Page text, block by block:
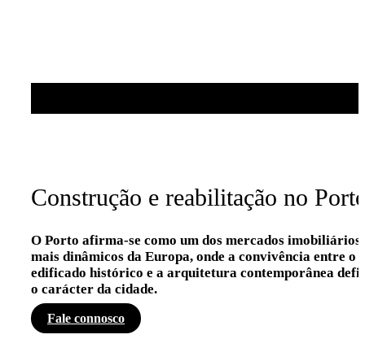
Construção e reabilitação no
O Porto afirma-se como um dos mercados imobiliários
mais dinâmicos da Europa, onde a convivência entre o
edificado histórico e a arquitetura contemporânea
o carácter da cidade.
Fale connosco